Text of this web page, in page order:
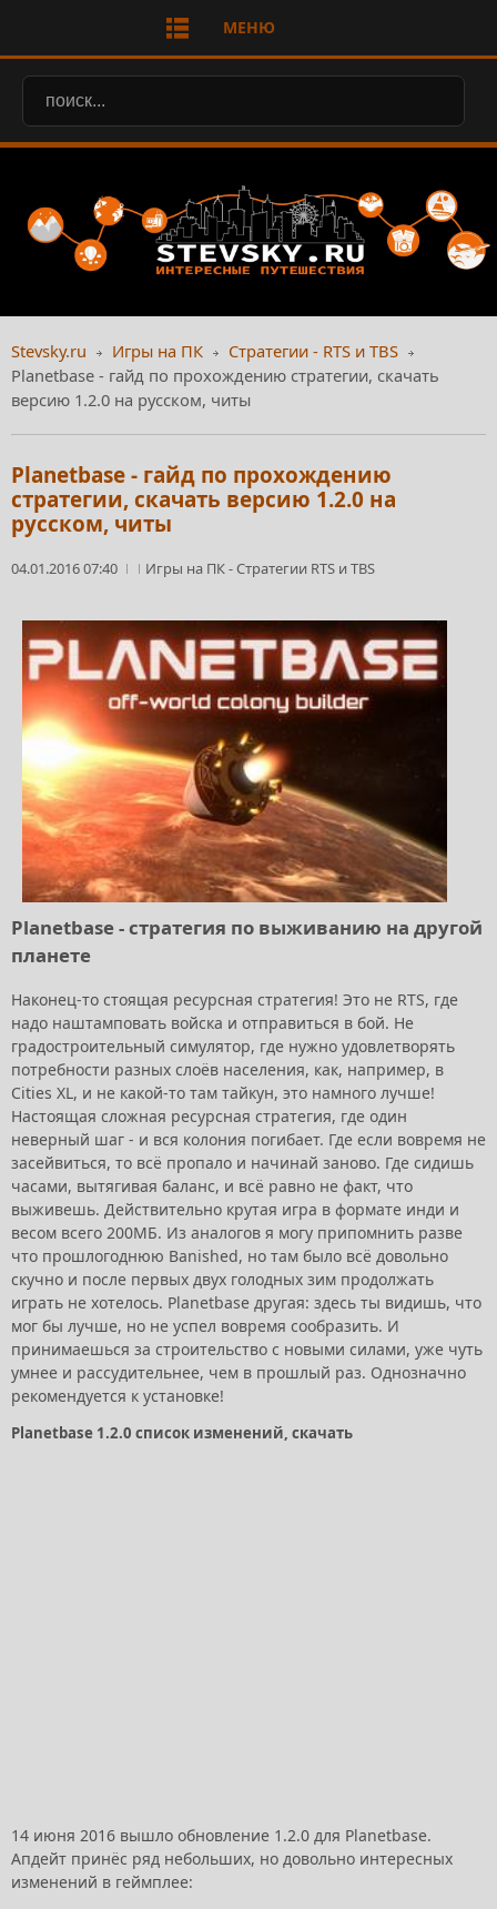
МЕНЮ
Stevsky.ru Игры на ПК
Стратегии - RTS и TBS
Planetbase - гайд по прохождению стратегии, скачать
версию 1.2.0 на русском, читы
Planetbase - гайд по прохождению
стратегии, скачать версию 1.2.0 на
русском, читы
04.01.2016 07:40 Игры на ПК-Стратегии RTS и TBS
Planetbase - стратегия по выживанию на другой
планете
Наконец-то стоящая ресурсная стратегия! Это не RTS, где
надо наштамповать войска и отправиться в бой. Не
градостроительный симулятор, где нужно удовлетворять
потребности разных слоёв населения, как, например, в
Cities XL, и не какой-то там тайкун, это намного лучше!
Настоящая сложная ресурсная стратегия, где один
неверный шаг - и вся колония погибает. Где если вовремя не
засейвиться, то всё пропало и начинай заново. Где сидишь
часами, вытягивая баланс, и всё равно не факт, что
выживешь. Действительно крутая игра в формате инди и
весом всего 200МБ. Из аналогов я могу припомнить разве
что прошлогоднюю Banished, но там было всё довольно
скучно и после первых двух голодных зим продолжать
играть не хотелось. Planetbase другая: здесь ты видишь, что
мог бы лучше, но не успел вовремя сообразить. И
принимаешься за строительство с новыми силами, уже чуть
умнее и рассудительнее, чем в прошлый раз. Однозначно
рекомендуется к установке!
Planetbase 1.2.0 список изменений, скачать
14 июня 2016 вышло обновление 1.2.0 для Planetbase.
Апдейт принёс ряд небольших, но довольно интересных
изменений в геймплее: